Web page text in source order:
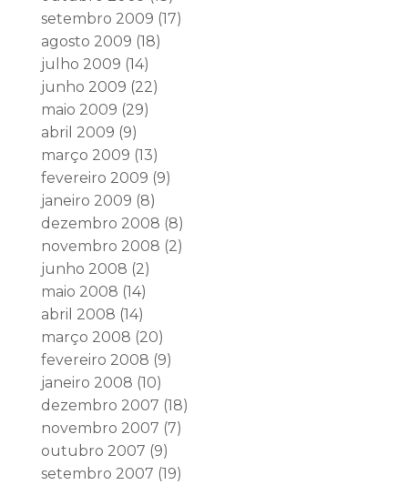
setembro 2009 (17)
agosto 2009 (18)
julho 2009 (14)
junho 2009 (22)
maio 2009 (29)
abril 2009 (9)
março 2009 (13)
fevereiro 2009 (9)
janeiro 2009 (8)
dezembro 2008 (8)
novembro 2008 (2)
junho 2008 (2)
maio 2008 (14)
abril 2008 (14)
março 2008 (20)
fevereiro 2008 (9)
janeiro 2008 (10)
dezembro 2007 (18)
novembro 2007 (7)
outubro 2007 (9)
setembro 2007 (19)